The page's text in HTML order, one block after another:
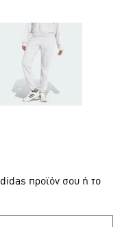
προϊόν σου ή το